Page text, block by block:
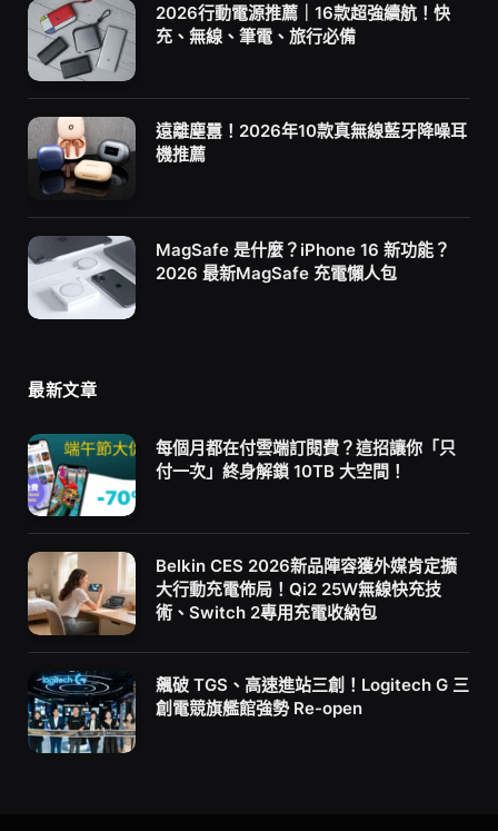
2026行動電源推薦｜16款超強續航！快
充、無線、筆電、旅行必備
遠離塵囂！2026年10款真無線藍牙降噪耳
機推薦
MagSafe 是什麼？iPhone 16 新功能？
2026 最新MagSafe 充電懶人包
最新文章
每個月都在付雲端訂閱費？這招讓你「只
付一次」終身解鎖 10TB 大空間！
Belkin CES 2026新品陣容獲外媒肯定擴
大行動充電佈局！Qi2 25W無線快充技
術、Switch 2專用充電收納包
飆破 TGS、高速進站三創！Logitech G 三
創電競旗艦館強勢 Re-open